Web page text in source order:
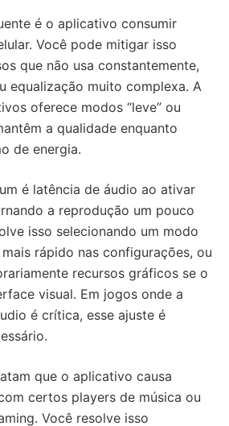
é o aplicativo consumir
Você pode mitigar isso
que não usa constantemente,
equalização muito complexa. A
oferece modos “leve” ou
a qualidade enquanto
de energia.
é latência de áudio ao ativar
a reprodução um pouco
isso selecionando um modo
rápido nas configurações, ou
recursos gráficos se o
visual. Em jogos onde a
é crítica, esse ajuste é
que o aplicativo causa
certos players de música ou
Você resolve isso